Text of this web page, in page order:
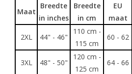
Maat
Breedte
in inches
Breedte
in cm
EU
maat
2XL 44" - 46"
110 cm -
115 cm
60 - 62
3XL 48" - 50"
120 cm -
125 cm
64 - 66